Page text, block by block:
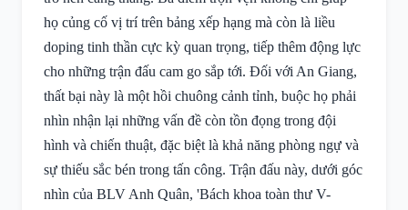
họ củng cố vị trí trên bảng xếp hạng mà còn là liều
doping tinh thần cực kỳ quan trọng, tiếp thêm động lực
cho những trận đấu cam go sắp tới. Đối với An Giang,
thất bại này là một hồi chuông cảnh tỉnh, buộc họ phải
nhìn nhận lại những vấn đề còn tồn đọng trong đội
hình và chiến thuật, đặc biệt là khả năng phòng ngự và
sự thiếu sắc bén trong tấn công. Trận đấu này, dưới góc
nhìn của BLV Anh Quân, 'Bách khoa toàn thư V-